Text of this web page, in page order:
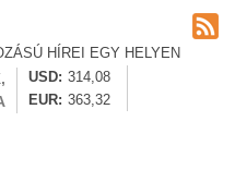
HÍREI EGY HELYEN
USD
314,08
EUR
363,32